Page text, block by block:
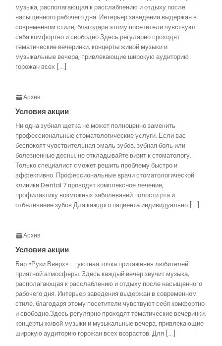
музыка, располагающая к расслаблению и отдыху после
насыщенного рабочего дня. Интерьер заведения выдержан в
современном стиле, благодаря этому посетители чувствуют
себя комфортно и свободно.Здесь регулярно проходят
тематические вечеринки, концерты живой музыки и
музыкальные вечера, привлекающие широкую аудиторию
горожан всех […]
Архив
Условия акции
Ни одна зубная щетка не может полноценно заменить
профессиональные стоматологические услуги. Если вас
беспокоят чувствительная эмаль зубов, зубная боль или
болезненные десны, не откладывайте визит к стоматологу.
Только специалист сможет решить проблему быстро и
эффективно. Профессиональные врачи стоматологической
клиники Dental 7 проводят комплексное лечение,
профилактику возможных заболеваний полости рта и
отбеливание зубов.Для каждого пациента индивидуально […]
Архив
Условия акции
Бар «Руки Вверх» — уютная точка притяжения любителей
приятной атмосферы. Здесь каждый вечер звучит музыка,
располагающая к расслаблению и отдыху после насыщенного
рабочего дня. Интерьер заведения выдержан в современном
стиле, благодаря этому посетители чувствуют себя комфортно
и свободно.Здесь регулярно проходят тематические вечеринки,
концерты живой музыки и музыкальные вечера, привлекающие
широкую аудиторию горожан всех возрастов. Для […]